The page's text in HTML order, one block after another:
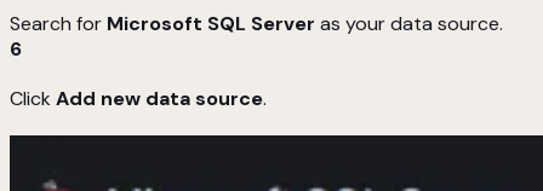
Search for Microsoft SQL Server as your data source.
6
Click Add new data source.